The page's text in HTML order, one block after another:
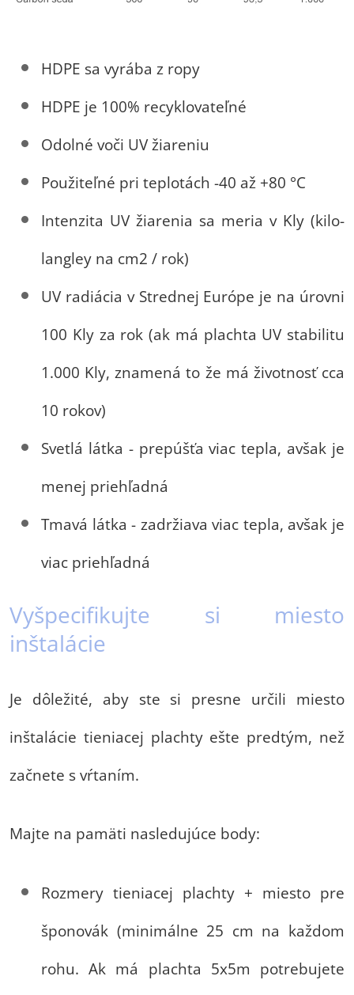
HDPE sa vyrába z ropy
HDPE je 100% recyklovateľné
Odolné voči UV žiareniu
Použiteľné pri teplotách -40 až +80 °C
Intenzita UV žiarenia sa meria v Kly (kilo-
langley na cm2 / rok)
UV radiácia v Strednej Európe je na úrovni
100 Kly za rok (ak má plachta UV stabilitu
1.000 Kly, znamená to že má životnosť cca
10 rokov)
Svetlá látka - prepúšťa viac tepla, avšak je
menej priehľadná
Tmavá látka - zadržiava viac tepla, avšak je
viac priehľadná
Vyšpecifikujte si miesto
inštalácie
Je dôležité, aby ste si presne určili miesto
inštalácie tieniacej plachty ešte predtým, než
začnete s vŕtaním.
Majte na pamäti nasledujúce body:
Rozmery tieniacej plachty + miesto pre
šponovák (minimálne 25 cm na každom
rohu. Ak má plachta 5x5m potrebujete